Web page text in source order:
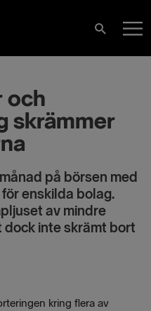
Search
och
skrämmer
på börsen med
enskilda bolag.
av mindre
dock inte skrämt bort
kring flera av